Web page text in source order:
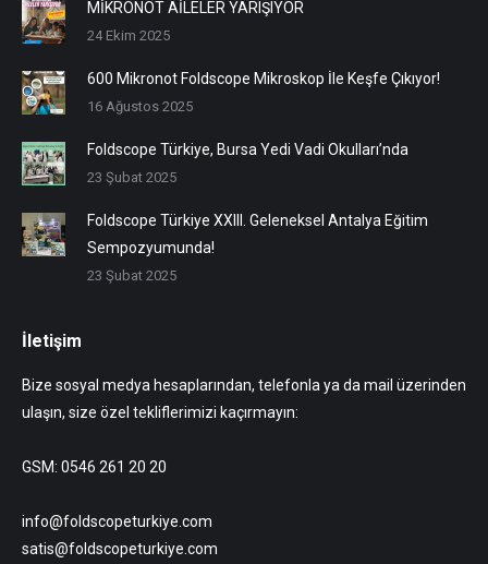
MİKRONOT AİLELER YARIŞIYOR
24 Ekim 2025
600 Mikronot Foldscope Mikroskop İle Keşfe Çıkıyor!
16 Ağustos 2025
Foldscope Türkiye, Bursa Yedi Vadi Okulları’nda
23 Şubat 2025
Foldscope Türkiye XXIII. Geleneksel Antalya Eğitim
Sempozyumunda!
23 Şubat 2025
İletişim
Bize sosyal medya hesaplarından, telefonla ya da mail üzerinden
ulaşın, size özel tekliflerimizi kaçırmayın:
GSM: 0546 261 20 20
info@foldscopeturkiye.com
satis@foldscopeturkiye.com